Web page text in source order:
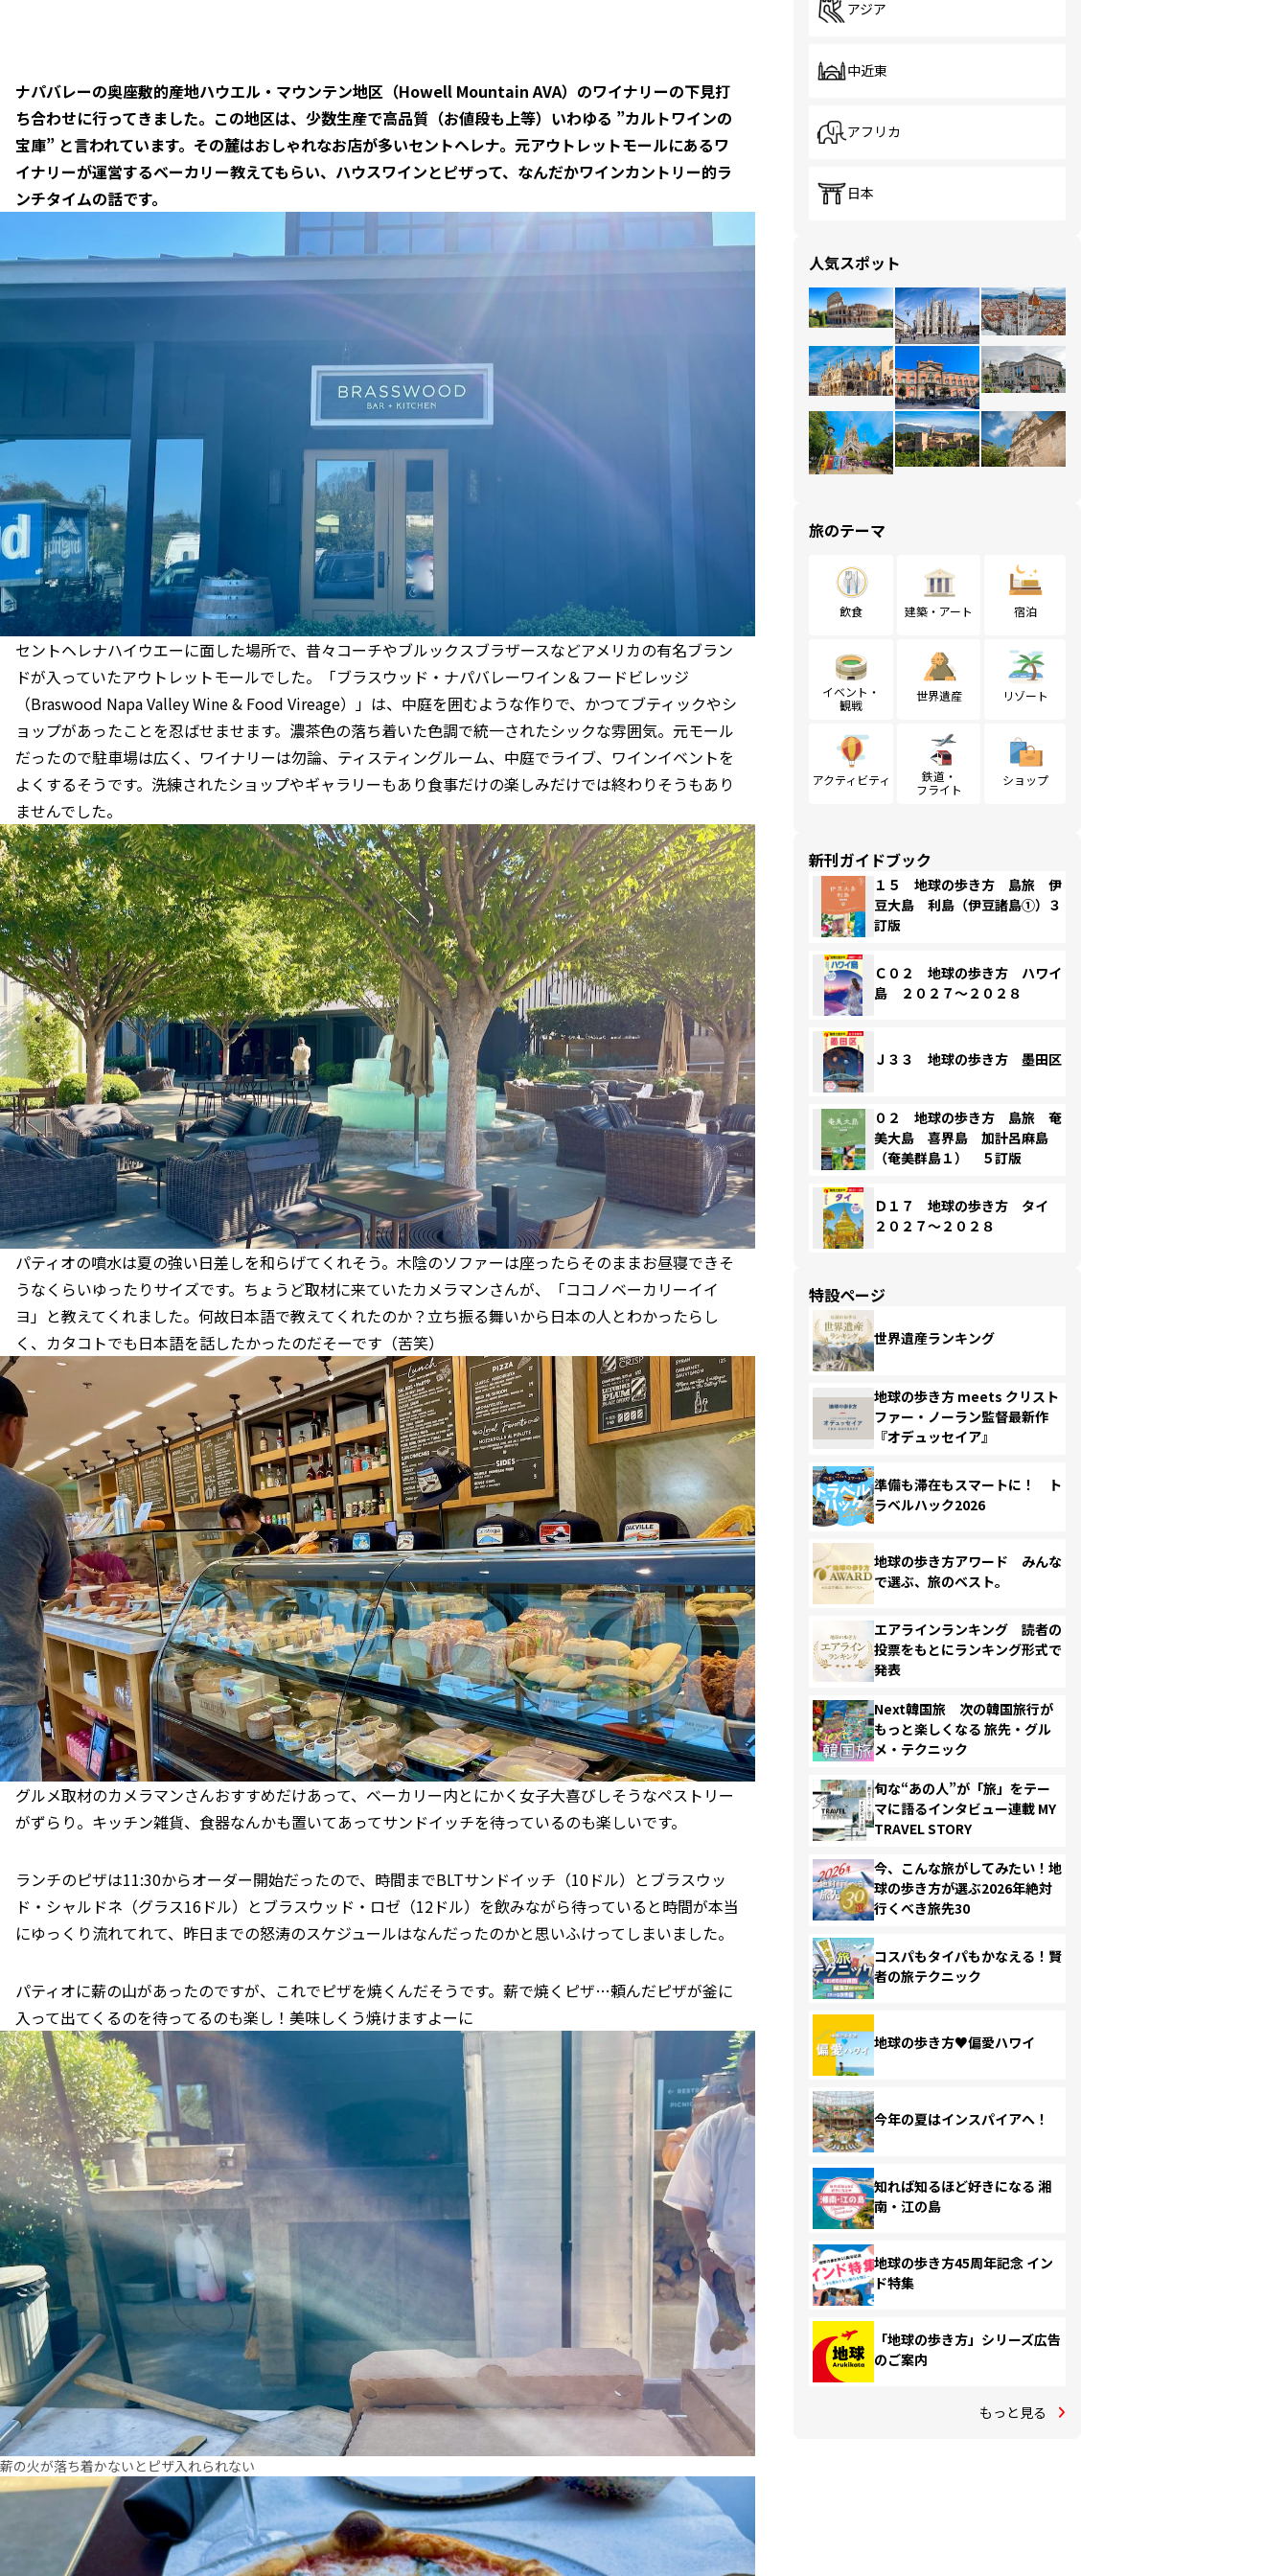
ナパバレーの奥座敷的産地ハウエル・マウンテン地区（Howell Mountain AVA）のワイナリーの下見打
ち合わせに行ってきました。この地区は、少数生産で高品質（お値段も上等）いわゆる ”カルトワインの
宝庫” と言われています。その麓はおしゃれなお店が多いセントヘレナ。元アウトレットモールにあるワ
イナリーが運営するベーカリー教えてもらい、ハウスワインとピザって、なんだかワインカントリー的ラ
ンチタイムの話です。
セントヘレナハイウエーに面した場所で、昔々コーチやブルックスブラザースなどアメリカの有名ブラン
ドが入っていたアウトレットモールでした。「ブラスウッド・ナパバレーワイン＆フードビレッジ
（Braswood Napa Valley Wine & Food Vireage）」は、中庭を囲むような作りで、かつてブティックやシ
ョップがあったことを忍ばせませます。濃茶色の落ち着いた色調で統一されたシックな雰囲気。元モール
だったので駐車場は広く、ワイナリーは勿論、ティスティングルーム、中庭でライブ、ワインイベントを
よくするそうです。洗練されたショップやギャラリーもあり食事だけの楽しみだけでは終わりそうもあり
ませんでした。
パティオの噴水は夏の強い日差しを和らげてくれそう。木陰のソファーは座ったらそのままお昼寝できそ
うなくらいゆったりサイズです。ちょうど取材に来ていたカメラマンさんが、「ココノベーカリーイイ
ヨ」と教えてくれました。何故日本語で教えてくれたのか？立ち振る舞いから日本の人とわかったらし
く、カタコトでも日本語を話したかったのだそーです（苦笑）
グルメ取材のカメラマンさんおすすめだけあって、ベーカリー内とにかく女子大喜びしそうなペストリー
がずらり。キッチン雑貨、食器なんかも置いてあってサンドイッチを待っているのも楽しいです。
ランチのピザは11:30からオーダー開始だったので、時間までBLTサンドイッチ（10ドル）とブラスウッ
ド・シャルドネ（グラス16ドル）とブラスウッド・ロゼ（12ドル）を飲みながら待っていると時間が本当
にゆっくり流れてれて、昨日までの怒涛のスケジュールはなんだったのかと思いふけってしまいました。
パティオに薪の山があったのですが、これでピザを焼くんだそうです。薪で焼くピザ…頼んだピザが釜に
入って出てくるのを待ってるのも楽し！美味しくう焼けますよーに
薪の火が落ち着かないとピザ入れられない
アジア
中近東
アフリカ
日本
人気スポット
旅のテーマ
飲食 建築・アート 宿泊
イベント・
観戦
世界遺産 リゾート
アクティビティ
鉄道・
フライト
ショップ
新刊ガイドブック
１５ 地球の歩き方 島旅 伊
豆大島 利島（伊豆諸島①）３
訂版
Ｃ０２ 地球の歩き方 ハワイ
島 ２０２７～２０２８
Ｊ３３ 地球の歩き方 墨田区
０２ 地球の歩き方 島旅 奄
美大島 喜界島 加計呂麻島
（奄美群島１） ５訂版
Ｄ１７ 地球の歩き方 タイ
２０２７～２０２８
特設ページ
世界遺産ランキング
地球の歩き方 meets クリスト
ファー・ノーラン監督最新作
『オデュッセイア』
準備も滞在もスマートに！ ト
ラベルハック2026
地球の歩き方アワード みんな
で選ぶ、旅のベスト。
エアラインランキング 読者の
投票をもとにランキング形式で
発表
Next韓国旅 次の韓国旅行が
もっと楽しくなる 旅先・グル
メ・テクニック
旬な“あの人”が「旅」をテー
マに語るインタビュー連載 MY
TRAVEL STORY
今、こんな旅がしてみたい！地
球の歩き方が選ぶ2026年絶対
行くべき旅先30
コスパもタイパもかなえる！賢
者の旅テクニック
地球の歩き方♥偏愛ハワイ
今年の夏はインスパイアへ！
知れば知るほど好きになる 湘
南・江の島
地球の歩き方45周年記念 イン
ド特集
「地球の歩き方」シリーズ広告
のご案内
もっと見る